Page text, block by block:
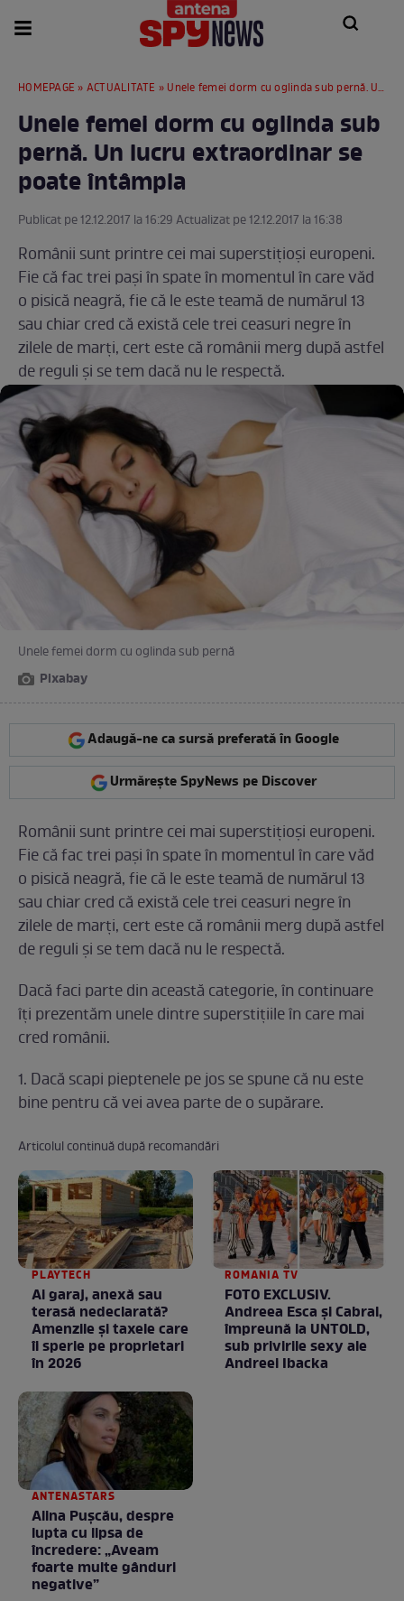
HOMEPAGE » ACTUALITATE » Unele femei dorm cu oglinda sub pernă. Un lucru extraordinar se poate întâmpla
Unele femei dorm cu oglinda sub
pernă. Un lucru extraordinar se
poate întâmpla
Publicat pe 12.12.2017 la 16:29 Actualizat pe 12.12.2017 la 16:38
Românii sunt printre cei mai superstiţioşi europeni.
Fie că fac trei paşi în spate în momentul în care văd
o pisică neagră, fie că le este teamă de numărul 13
sau chiar cred că există cele trei ceasuri negre în
zilele de marţi, cert este că românii merg după astfel
de reguli şi se tem dacă nu le respectă.
Unele femei dorm cu oglinda sub pernă
Pixabay
Adaugă-ne ca sursă preferată în Google
Urmărește SpyNews pe Discover
Românii sunt printre cei mai superstiţioşi europeni.
Fie că fac trei paşi în spate în momentul în care văd
o pisică neagră, fie că le este teamă de numărul 13
sau chiar cred că există cele trei ceasuri negre în
zilele de marţi, cert este că românii merg după astfel
de reguli şi se tem dacă nu le respectă.
Dacă faci parte din această categorie, în continuare
îţi prezentăm unele dintre superstiţiile în care mai
cred românii.
1. Dacă scapi pieptenele pe jos se spune că nu este
bine pentru că vei avea parte de o supărare.
Articolul continuă după recomandări
PLAYTECH
Ai garaj, anexă sau
terasă nedeclarată?
Amenzile și taxele care
îi sperie pe proprietari
în 2026
ROMANIA TV
FOTO EXCLUSIV.
Andreea Esca şi Cabral,
împreună la UNTOLD,
sub privirile sexy ale
Andreei Ibacka
ANTENASTARS
Alina Pușcău, despre
lupta cu lipsa de
încredere: „Aveam
foarte multe gânduri
negative”